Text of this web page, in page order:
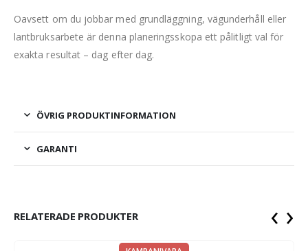
Oavsett om du jobbar med grundläggning, vägunderhåll eller
lantbruksarbete är denna planeringsskopa ett pålitligt val för
exakta resultat – dag efter dag.
ÖVRIG PRODUKTINFORMATION
GARANTI
RELATERADE PRODUKTER ‹ ›